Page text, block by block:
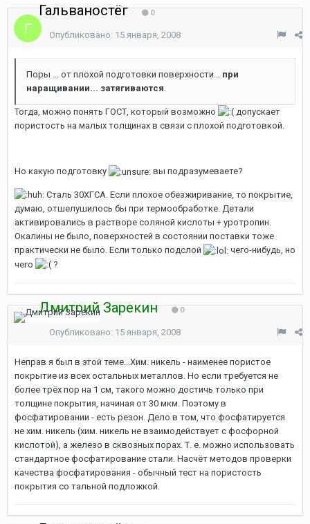
Гальваностёг 0
Опубликовано: 15 января, 2008
Поры ... от плохой подготовки поверхности... при
наращивании... затягиваются
Тогда, можно понять ГОСТ, который возможно
допускает
пористость на малых толщинах в связи с плохой подготовкой.
Но какую подготовку вы подразумеваете?
Cталь 30ХГСА. Если плохое обезжиривание, то покрытие,
думаю, отшелушилось бы при термообработке. Детали
активировались в растворе соляной кислоты + уротропин.
Окалины не было, поверхностей в состоянии поставки тоже
практически не было. Если только подслой
чего-нибудь, но
чего
?
Дмитрий Зарекин 0
Опубликовано: 15 января, 2008
Неправ я был в этой теме...Хим. никель - наименее пористое
покрытие из всех остальных металлов. Но если требуется не
более трёх пор на 1 см, такого можно достичь только при
толщине покрытия, начиная от 30 мкм. Поэтому в
фосфатировании - есть резон. Дело в том, что фосфатируется
не хим. никель (хим. никель не взаимодействует с фосфорной
кислотой), а железо в сквозных порах. Т. е. можно использовать
стандартное фосфатирование стали. Насчёт методов проверки
качества фосфатирования - обычный тест на пористость
покрытия со тальной подложкой.